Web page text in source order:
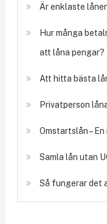
Är enklaste
Hur många
att låna pengar?
Att hitta bästa
Privatperson
Omstartslån –
Samla lån utan
Så fungerar det